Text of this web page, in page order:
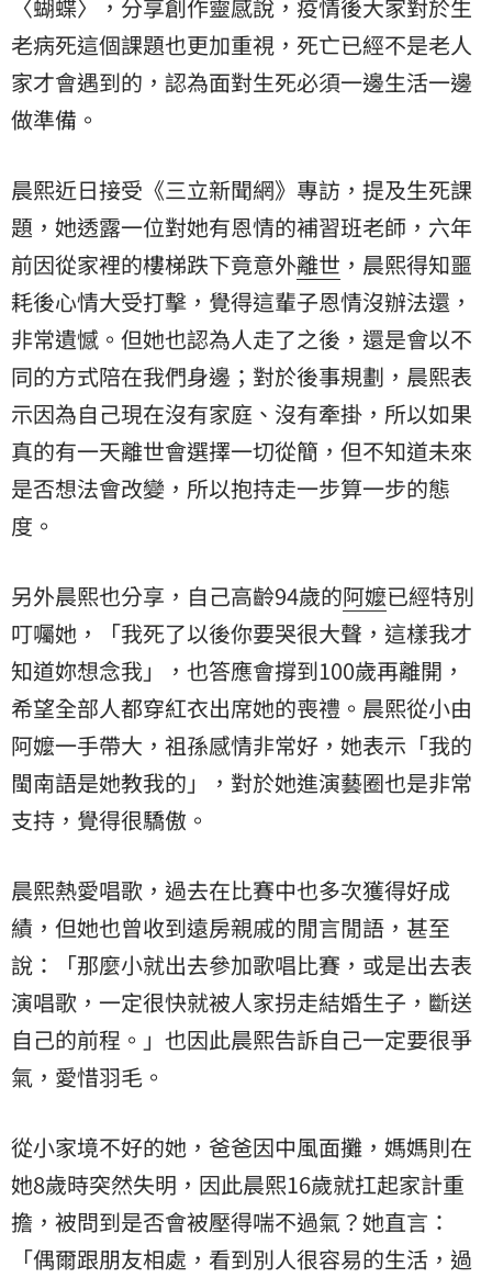
〈蝴蝶〉，分享創作靈感說，疫情後大家對於生
老病死這個課題也更加重視，死亡已經不是老人
家才會遇到的，認為面對生死必須一邊生活一邊
做準備。
晨熙近日接受《三立新聞網》專訪，提及生死課
題，她透露一位對她有恩情的補習班老師，六年
前因從家裡的樓梯跌下竟意外離世 ，晨熙得知噩
耗後心情大受打擊，覺得這輩子恩情沒辦法還，
非常遺憾。但她也認為人走了之後，還是會以不
同的方式陪在我們身邊；對於後事規劃，晨熙表
示因為自己現在沒有家庭、沒有牽掛，所以如果
真的有一天離世會選擇一切從簡，但不知道未來
是否想法會改變，所以抱持走一步算一步的態
度。
另外晨熙也分享，自己高齡94歲的阿嬤已經特別
叮囑她，「我死了以後你要哭很大聲，這樣我才
知道妳想念我」，也答應會撐到100歲再離開，
希望全部人都穿紅衣出席她的喪禮。晨熙從小由
阿嬤一手帶大，祖孫感情非常好，她表示「我的
閩南語是她教我的」，對於她進演藝圈也是非常
支持，覺得很驕傲。
晨熙熱愛唱歌，過去在比賽中也多次獲得好成
績，但她也曾收到遠房親戚的閒言閒語，甚至
說：「那麼小就出去參加歌唱比賽，或是出去表
演唱歌，一定很快就被人家拐走結婚生子，斷送
自己的前程。」也因此晨熙告訴自己一定要很爭
氣，愛惜羽毛。
從小家境不好的她，爸爸因中風面攤，媽媽則在
她8歲時突然失明，因此晨熙16歲就扛起家計重
擔，被問到是否會被壓得喘不過氣？她直言：
「偶爾跟朋友相處，看到別人很容易的生活，過